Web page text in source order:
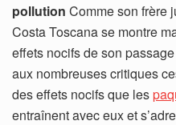
pollution Comme son frère
Costa Toscana se montre
effets nocifs de son
aux nombreuses critiques
des effets nocifs que les
entraînent avec eux et